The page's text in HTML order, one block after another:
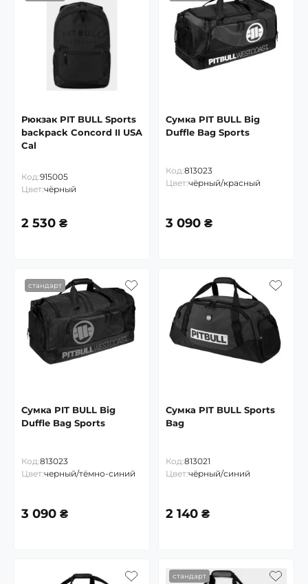
Рюкзак PIT BULL Sports
backpack Concord II USA
Cal
Код:915005
Цвет:чёрный
2 530 ₴
Сумка PIT BULL Big
Duffle Bag Sports
Код:813023
Цвет:чёрный/красный
3 090 ₴
стандарт
Сумка PIT BULL Big
Duffle Bag Sports
Код:813023
Цвет:черный/тёмно-синий
3 090 ₴
Сумка PIT BULL Sports
Bag
Код:813021
Цвет:чёрный/синий
2 140 ₴
стандарт